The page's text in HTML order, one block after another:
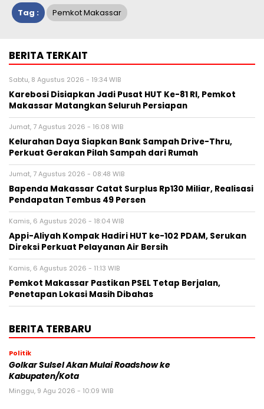
Tag : Pemkot Makassar
BERITA TERKAIT
Sabtu, 8 Agustus 2026 - 19:34 WIB
Karebosi Disiapkan Jadi Pusat HUT Ke-81 RI, Pemkot
Makassar Matangkan Seluruh Persiapan
Jumat, 7 Agustus 2026 - 16:08 WIB
Kelurahan Daya Siapkan Bank Sampah Drive-Thru,
Perkuat Gerakan Pilah Sampah dari Rumah
Jumat, 7 Agustus 2026 - 08:48 WIB
Bapenda Makassar Catat Surplus Rp130 Miliar, Realisasi
Pendapatan Tembus 49 Persen
Kamis, 6 Agustus 2026 - 18:04 WIB
Appi-Aliyah Kompak Hadiri HUT ke-102 PDAM, Serukan
Direksi Perkuat Pelayanan Air Bersih
Kamis, 6 Agustus 2026 - 11:13 WIB
Pemkot Makassar Pastikan PSEL Tetap Berjalan,
Penetapan Lokasi Masih Dibahas
BERITA TERBARU
Politik
Golkar Sulsel Akan Mulai Roadshow ke
Kabupaten/Kota
Minggu, 9 Agu 2026 - 10:09 WIB